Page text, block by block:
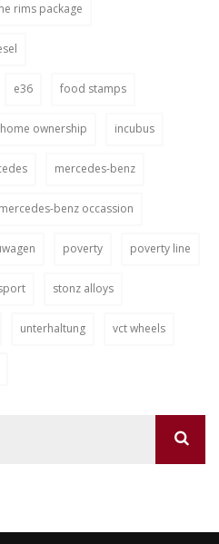
rims package
e36 food stamps
home ownership incubus
mercedes-benz
mercedes-benz occassion
poverty poverty line
stonz alloys
unterhaltung vct wheels